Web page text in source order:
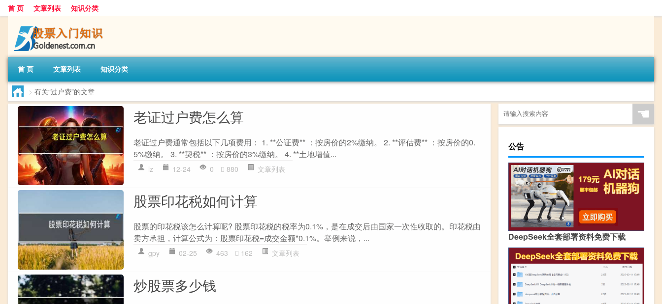
首 页 文章列表 知识分类
首 页 文章列表 知识分类
> 有关“过户费”的文章
老证过户费怎么算
老证过户费通常包括以下几项费用： 1. **公证费** ：按房价的2%缴纳。 2. **评估费** ：按房价的0.
5%缴纳。 3. **契税** ：按房价的3%缴纳。 4. **土地增值...
lz 12-24 0 880 文章列表
股票印花税如何计算
股票的印花税该怎么计算呢? 股票印花税的税率为0.1%，是在成交后由国家一次性收取的。印花税由
卖方承担，计算公式为：股票印花税=成交金额*0.1%。举例来说，...
gpy 02-25 463 162 文章列表
炒股票多少钱
☚
公告
DeepSeek全套部署资料免费下载